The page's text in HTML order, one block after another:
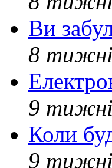
Ви
8
9
Коли
9